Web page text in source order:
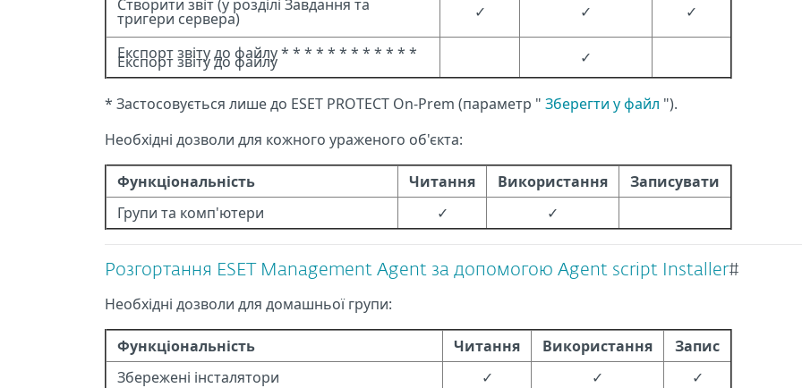
Створити звіт (у розділі Завдання та
тригери сервера) ✓ ✓ ✓
Експорт звіту до файлу * * * * * * * * * * * *
Експорт звіту до файлу ✓
* Застосовується лише до ESET PROTECT On-Prem (параметр " Зберегти у файл ").
Необхідні дозволи для кожного ураженого об'єкта:
Функціональність Читання Використання
Записувати
Групи та комп'ютери
✓ ✓
Розгортання ESET Management Agent за допомогою Agent script Installer#
Необхідні дозволи для домашньої групи:
Функціональність Читання Використання
Запис
Збережені інсталятори
✓ ✓ ✓